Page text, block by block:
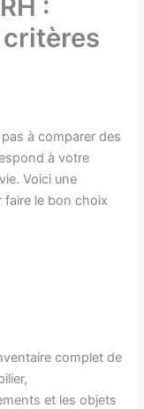
:
à comparer des
à votre
Voici une
le bon choix
complet de
et les objets